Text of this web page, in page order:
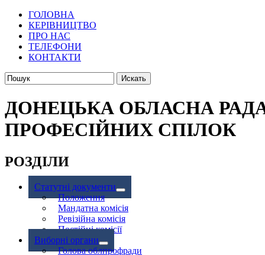
ГОЛОВНА
КЕРІВНИЦТВО
ПРО НАС
ТЕЛЕФОНИ
КОНТАКТИ
ДОНЕЦЬКА ОБЛАСНА
ПРОФЕСІЙНИХ СПІЛОК
РОЗДІЛИ
Статутні документи
Положення
Мандатна комісія
Ревізійна комісія
Постійні комісії
Виборні органи
Голова облпрофради